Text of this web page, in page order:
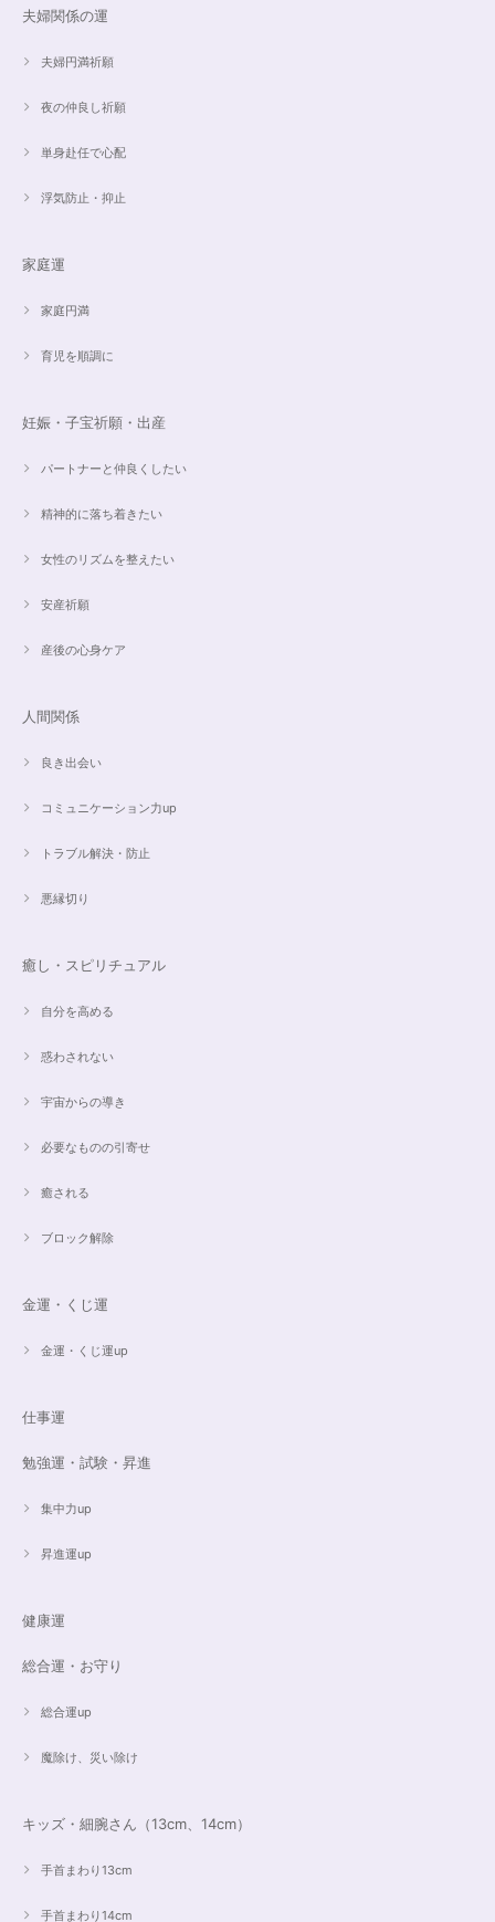
夫婦関係の運
夫婦円満祈願
夜の仲良し祈願
単身赴任で心配
浮気防止・抑止
家庭運
家庭円満
育児を順調に
妊娠・子宝祈願・出産
パートナーと仲良くしたい
精神的に落ち着きたい
女性のリズムを整えたい
安産祈願
産後の心身ケア
人間関係
良き出会い
コミュニケーション力up
トラブル解決・防止
悪縁切り
癒し・スピリチュアル
自分を高める
惑わされない
宇宙からの導き
必要なものの引寄せ
癒される
ブロック解除
金運・くじ運
金運・くじ運up
仕事運
勉強運・試験・昇進
集中力up
昇進運up
健康運
総合運・お守り
総合運up
魔除け、災い除け
キッズ・細腕さん（13cm、14cm）
手首まわり13cm
手首まわり14cm